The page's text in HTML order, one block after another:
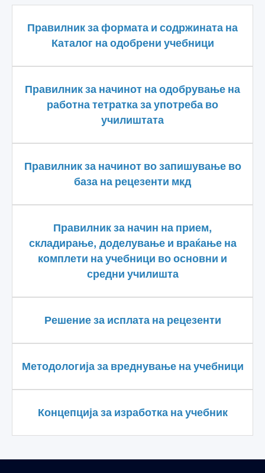
Правилник за формата и содржината на
Каталог на одобрени учебници
Правилник за начинот на одобрување на
работна тетратка за употреба во
училиштата
Правилник за начинот во запишување во
база на рецезенти мкд
Правилник за начин на прием,
складирање, доделување и враќање на
комплети на учебници во основни и
средни училишта
Решение за исплата на рецезенти
Методологија за вреднување на учебници
Концепција за изработка на учебник